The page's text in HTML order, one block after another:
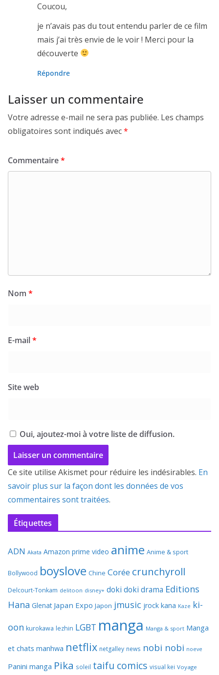
Coucou,
je n’avais pas du tout entendu parler de ce film
mais j’ai très envie de le voir ! Merci pour la
découverte
Répondre
Laisser un commentaire
Votre adresse e-mail ne sera pas publiée. Les champs
obligatoires sont indiqués avec*
Commentaire*
Nom *
E-mail*
Site web
Oui, ajoutez-moi à votre liste de diffusion.
Ce site utilise Akismet pour réduire les indésirables. En
savoir plus sur la façon dont les données de vos
commentaires sont traitées.
Étiquettes
ADN Akata Amazon prime video anime Anime & sport
Bollywood boyslove Chine Corée crunchyroll
Delcourt-Tonkam delitoon disney+ doki doki drama Editions
Hana Glenat Japan Expo Japon jmusic jrock kana Kaze ki-
oon kurokawa lezhin LGBT manga Manga & sport Manga
et chats manhwa netflix netgalley news nobi nobi noeve
Panini manga Pika soleil taifu comics visual kei Voyage